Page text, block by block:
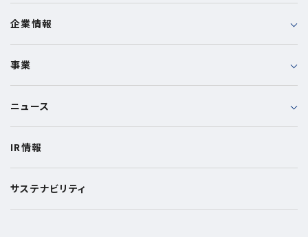
企業情報
事業
ニュース
IR情報
サステナビリティ